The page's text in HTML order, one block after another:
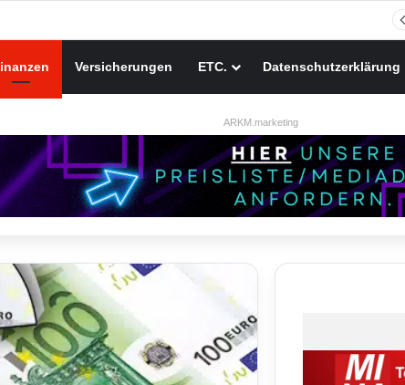
Versicherungen ETC. Datenschutzerklärung
ARKM.marketing